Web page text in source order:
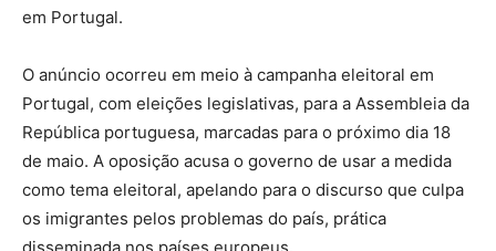
em Portugal.
O anúncio ocorreu em meio à campanha eleitoral em
Portugal, com eleições legislativas, para a Assembleia da
República portuguesa, marcadas para o próximo dia 18
de maio. A oposição acusa o governo de usar a medida
como tema eleitoral, apelando para o discurso que culpa
os imigrantes pelos problemas do país, prática